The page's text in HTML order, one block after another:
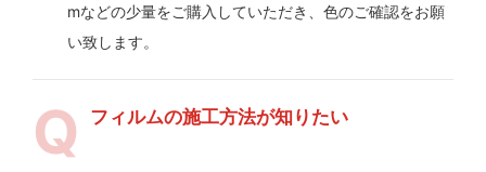
mなどの少量をご購入していただき、色のご確認をお願
い致します。
フィルムの施工方法が知りたい